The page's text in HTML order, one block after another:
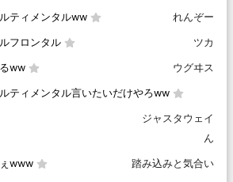
ティメンタルww れんぞー
フロンタル ツカ
ww ウグヰス
ティメンタル言いたいだけやろww
ジャスタウェイ
ん
www 踏み込みと気合い